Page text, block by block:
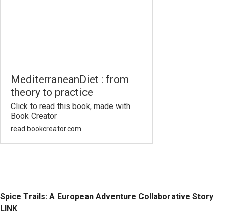
MediterraneanDiet : from
theory to practice
Click to read this book, made with
Book Creator
read.bookcreator.com
Spice Trails: A European Adventure Collaborative Story
LINK: